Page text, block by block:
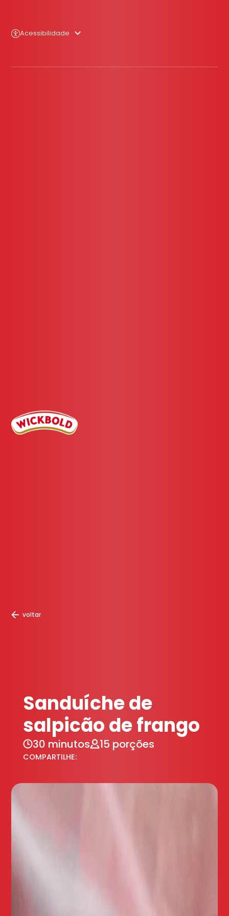
Acessibilidade
voltar
Sanduíche de
salpicão de frango
30 minutos 15 porções
COMPARTILHE: